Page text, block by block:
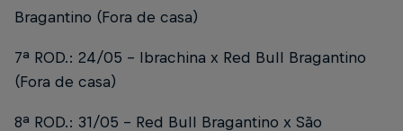
Bragantino (Fora de casa)
7ª ROD.: 24/05 - Ibrachina x Red Bull Bragantino
(Fora de casa)
8ª ROD.: 31/05 - Red Bull Bragantino x São